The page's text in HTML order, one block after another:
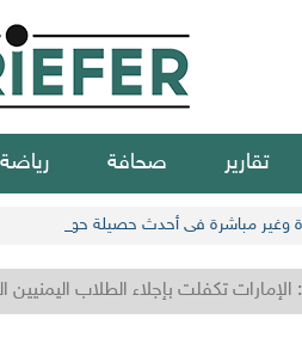
تقارير صحافة رياضة
تكفلت بإجلاء الطلاب اليمنيين